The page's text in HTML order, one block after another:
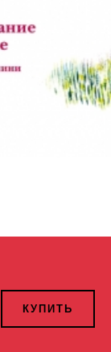
КУПИТЬ